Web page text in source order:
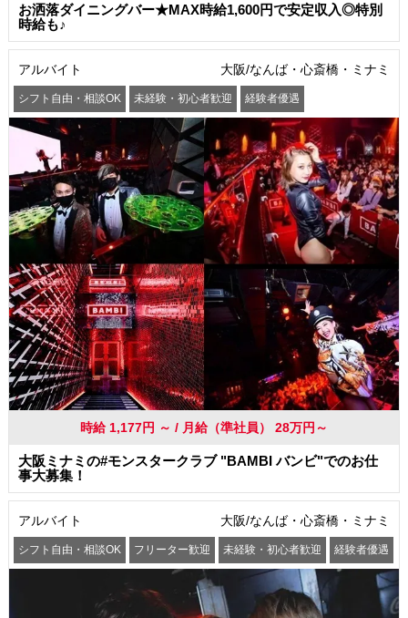
お洒落ダイニングバー★MAX時給1,600円で安定収入◎特別
時給も♪
アルバイト 大阪/なんば・心斎橋・ミナミ
シフト自由・相談OK 未経験・初心者歓迎 経験者優遇
駅から徒歩5分以内 交通費支給 社員登用あり
時給 1,177円 ～ / 月給（準社員） 28万円～
大阪ミナミの#モンスタークラブ "BAMBI バンビ"でのお仕
事大募集！
アルバイト 大阪/なんば・心斎橋・ミナミ
シフト自由・相談OK フリーター歓迎 未経験・初心者歓迎 経験者優遇